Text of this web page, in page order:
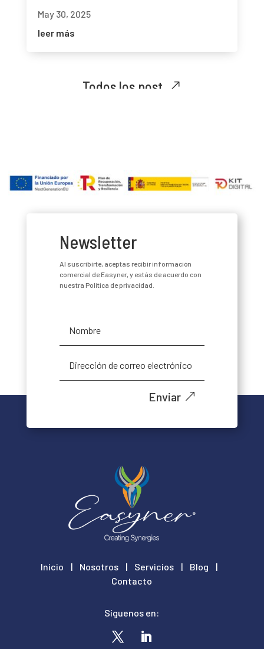
May 30, 2025
leer más
Todos los post
Newsletter
Al suscribirte, aceptas recibir información
comercial de Easyner, y estás de acuerdo con
nuestra Política de privacidad.
Enviar
Inicio | Nosotros | Servicios | Blog |
Contacto
Síguenos en: